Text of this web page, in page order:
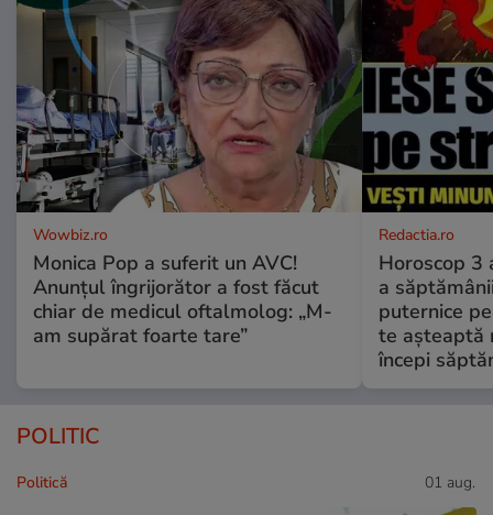
Wowbiz.ro
Monica Pop a suferit un AVC!
Anunțul îngrijorător a fost făcut
chiar de medicul oftalmolog: „M-
am supărat foarte tare”
Redactia.ro
Horoscop 3
a
puternice
te așteaptă
începi
POLITIC
Politică 01 aug.